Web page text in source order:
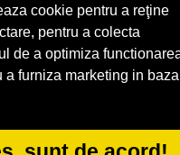
cookie pentru a reţine
pentru a colecta
de a optimiza
a furniza marketing in baza